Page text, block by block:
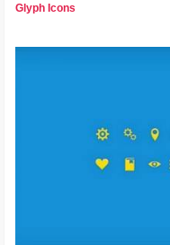
Glyph Icons